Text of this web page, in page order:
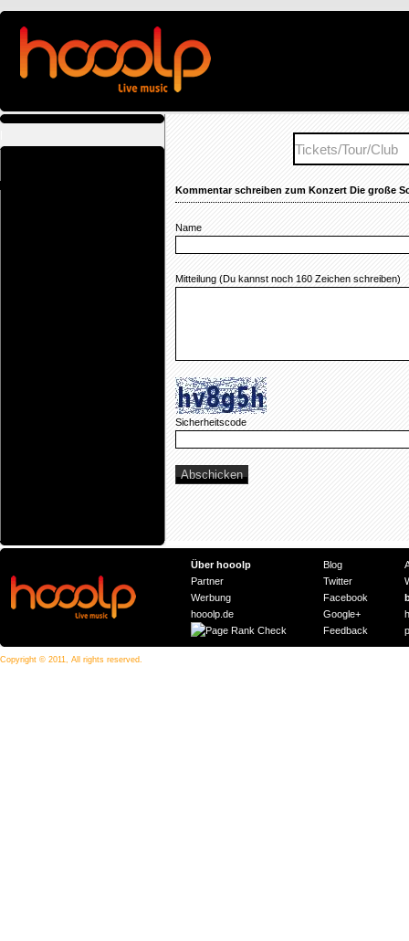
Kommentar schreiben zum Konzert Die große
Name
Mitteilung (Du kannst noch 160 Zeichen schreiben)
Sicherheitscode
Über hooolp
Partner
Werbung
hooolp.de
Blog
Twitter
Facebook
Google+
Feedback
Copyright © 2011, All rights reserved.